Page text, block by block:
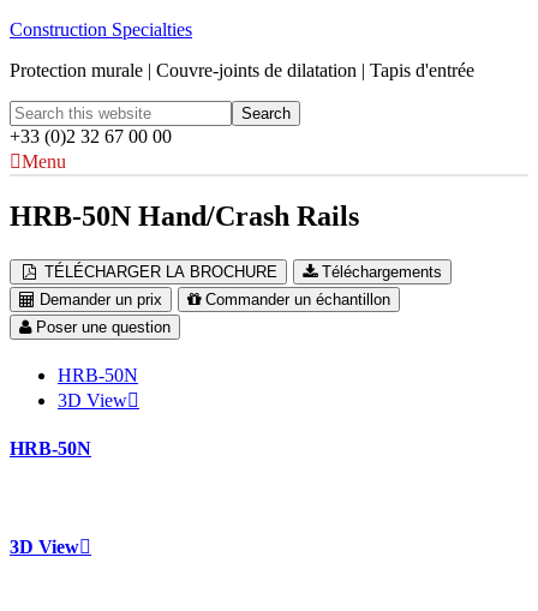
Construction Specialties
Protection murale | Couvre-joints de dilatation | Tapis d'entrée
+33 (0)2 32 67 00 00
Menu
HRB-50N Hand/Crash Rails
TÉLÉCHARGER LA BROCHURE
Téléchargements
Demander un prix
Commander un échantillon
Poser une question
HRB-50N
3D View
HRB-50N
3D View